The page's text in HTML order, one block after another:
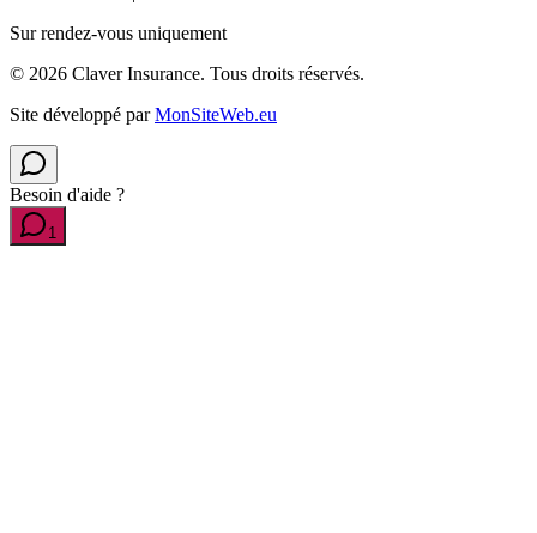
Sur rendez-vous uniquement
© 2026 Claver Insurance. Tous droits réservés.
Site développé par MonSiteWeb.eu
Besoin d'aide ?
1